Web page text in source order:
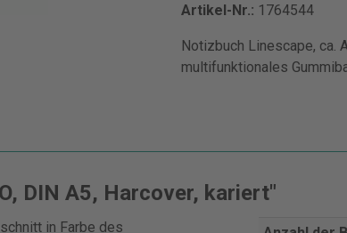
Artikel-Nr.: 1764544
Notizbuch Linescape, ca.
multifunktionales
DIN A5, Harcover, kariert"
in Farbe des